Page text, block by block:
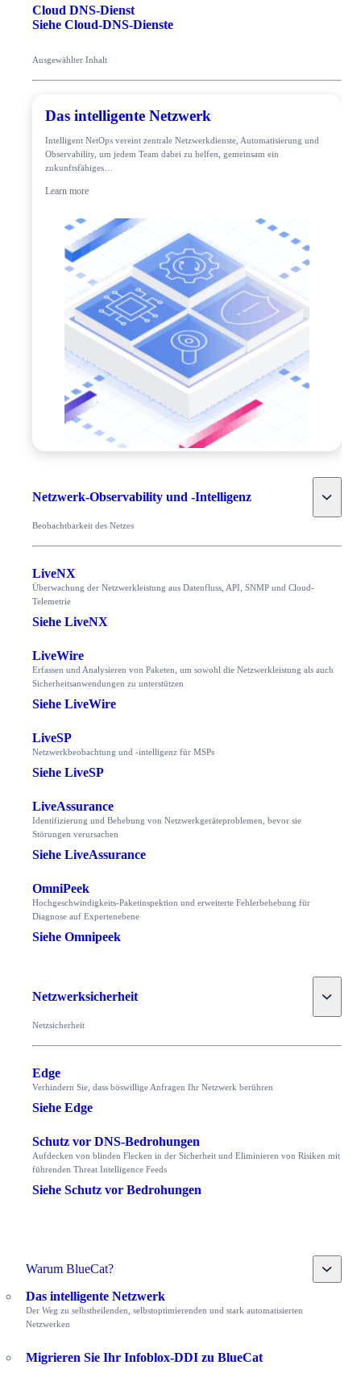
Cloud DNS-Dienst
Siehe Cloud-DNS-Dienste
Ausgewählter Inhalt
Das intelligente Netzwerk
Intelligent NetOps vereint zentrale Netzwerkdienste, Automatisierung und
Observability, um jedem Team dabei zu helfen, gemeinsam ein
zukunftsfähiges…
Learn more
Netzwerk-Observability und -Intelligenz Toggle
Beobachtbarkeit des Netzes
LiveNX
Überwachung der Netzwerkleistung aus Datenfluss, API, SNMP und Cloud-
Telemetrie
Siehe LiveNX
LiveWire
Erfassen und Analysieren von Paketen, um sowohl die Netzwerkleistung als auch
Sicherheitsanwendungen zu unterstützen
Siehe LiveWire
LiveSP
Netzwerkbeobachtung und -intelligenz für MSPs
Siehe LiveSP
LiveAssurance
Identifizierung und Behebung von Netzwerkgeräteproblemen, bevor sie
Störungen verursachen
Siehe LiveAssurance
OmniPeek
Hochgeschwindigkeits-Paketinspektion und erweiterte Fehlerbehebung für
Diagnose auf Expertenebene
Siehe Omnipeek
Netzwerksicherheit Toggle
Netzsicherheit
Edge
Verhindern Sie, dass böswillige Anfragen Ihr Netzwerk berühren
Siehe Edge
Schutz vor DNS-Bedrohungen
Aufdecken von blinden Flecken in der Sicherheit und Eliminieren von Risiken mit
führenden Threat Intelligence Feeds
Siehe Schutz vor Bedrohungen
Warum BlueCat? Toggle
Das intelligente Netzwerk
Der Weg zu selbstheilenden, selbstoptimierenden und stark automatisierten
Netzwerken
Migrieren Sie Ihr Infoblox-DDI zu BlueCat